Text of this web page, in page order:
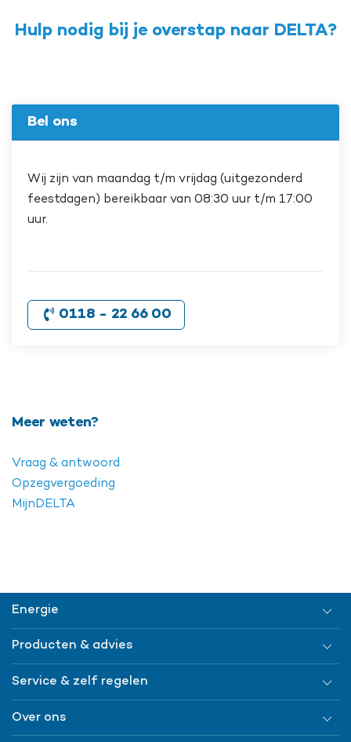
Hulp nodig bij je overstap naar DELTA?
Bel ons
Wij zijn van maandag t/m vrijdag (uitgezonderd
feestdagen) bereikbaar van 08:30 uur t/m 17:00
uur.
0118 - 22 66 00
Meer weten?
Vraag & antwoord
Opzegvergoeding
MijnDELTA
Energie
Producten & advies
Service & zelf regelen
Over ons